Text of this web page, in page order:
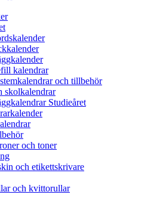
kalendrar
och tillbehör
skolkalendrar
Studieåret
och toner
och etikettskrivare
och kvittorullar